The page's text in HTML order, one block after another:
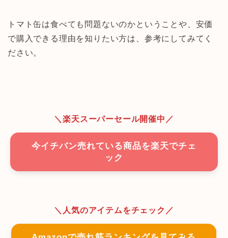
トマト缶は食べても問題ないのかということや、安価
で購入できる理由を知りたい方は、参考にしてみてく
ださい。
＼楽天スーパーセール開催中／
今イチバン売れている商品を楽天でチェ
ック
＼人気のアイテムをチェック／